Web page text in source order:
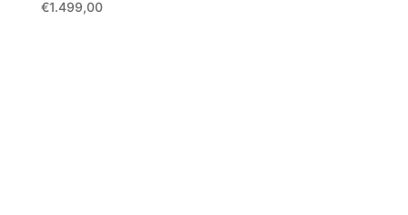
€1.499,00